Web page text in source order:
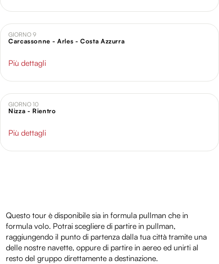
GIORNO 9
Carcassonne - Arles - Costa Azzurra
Più dettagli
GIORNO 10
Nizza - Rientro
Più dettagli
Questo tour è disponibile sia in formula pullman che in
formula volo. Potrai scegliere di partire in pullman,
raggiungendo il punto di partenza dalla tua città tramite una
delle nostre navette, oppure di partire in aereo ed unirti al
resto del gruppo direttamente a destinazione.